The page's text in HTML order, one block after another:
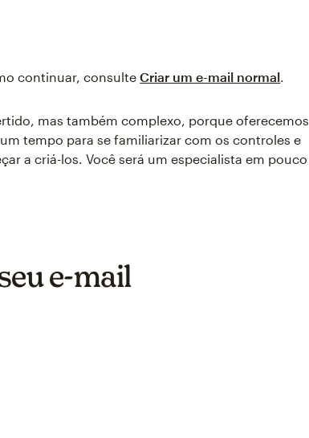
continuar, consulteCriar um e-mail normal.
mas também complexo, porque oferecemos
tempo para se familiarizar com os controles e
a criá-los. Você será um especialista em pouco
e-mail